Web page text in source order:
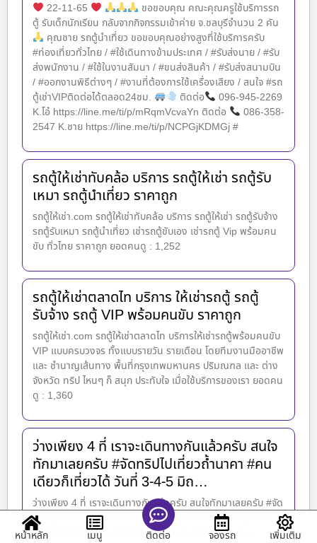
22-11-65
ขอขอบคุณ คณะคุณครูใช้บริการรถ
ตู้ รับเด็กนักเรียน กลับจากกิจกรรมเข้าค่าย จ.ชลบุรีจำนวน 2 คัน
คุณชาย รถตู้นำเที่ยว ขอขอบคุณอย่างสูงที่ใช้บริการครับ
#ท่องเที่ยวทั่วไทย / #ใช้เดินทางข้ามประเทศ / #รับส่งนาย / #รับ
ส่งพนักงาน / #ใช้ในงานสัมนา / #ขนส่งสินค้า / #รับส่งสนามบิน
/ #ออกงานพิธีต่างๆ / #งานที่ต้องการใช้เครื่องเสียง / สนใจ #รถ
ตู้เช่าVIPติดต่อได้ตลอด24ชม.
ติดต่อ
096-945-2269
K.โอ๋ https://line.me/ti/p/mRqmVcvaYn ติดต่อ
086-358-
2547 K.ชาย https://line.me/ti/p/NCPGjKDMGj #
รถตู้ให้เช่าทับคล้อ บริการ รถตู้ให้เช่า รถตู้รับ
เหมา รถตู้นำเที่ยว ราคาถูก
รถตู้ให้เช่า.com รถตู้ให้เช่าทับคล้อ บริการ รถตู้ให้เช่า รถตู้รับจ้าง
รถตู้รับเหมา รถตู้นำเที่ยว เช่ารถตู้ขับเอง เช่ารถตู้ Vip พร้อมคน
ขับ ทั่วไทย ราคาถูก ยอดคนดู : 1,252
รถตู้ให้เช่าตลาดไท บริการ ให้เช่ารถตู้ รถตู้
รับจ้าง รถตู้ VIP พร้อมคนขับ ราคาถูก
รถตู้ให้เช่า.com รถตู้ให้เช่าตลาดไท บริการให้เช่ารถตู้พร้อมคนขับ
VIP แบบครบวงจร ทั้งแบบรายวัน รายเดือน โดยทีมงานมืออาชีพ
และ ชำนาญเส้นทาง พื้นที่กรุงเทพมหานคร ปริมณฑล และ ต่าง
จังหวัด ทริป ไหนๆ ก็ สนุก ประทับใจ เมื่อใช้บริการของเรา ยอดคน
ดู : 1,360
ว่างเพียง 4 ที่ เราจะเดินทางกันแล้วครับ สนใจ
ทักมาเลยครับ #จัดทริปไปเที่ยวถ้ำนาคา #คน
เดียวก็เที่ยวได้ วันที่ 3-4-5 มิถ…
ว่างเพียง 4 ที่ เราจะเดินทางกันแล้วครับ สนใจทักมาเลยครับ #จัด
ทริปไปเที่ยวถ้ำนาคา #คนเดียวก็เที่ยวได้ วันที่ 3-4-5 มิถุนายน
2565 จุดรับนักท่องเที่ยว 18.00 น. เมกะบางนา 18.30 น.
หน้าหลัก เมนู ติดต่อ จองรถ เพิ่มเติม